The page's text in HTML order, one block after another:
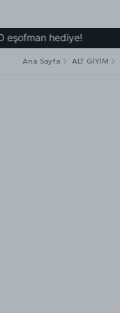
hediye!
Ana Sayfa ALT GİYİM